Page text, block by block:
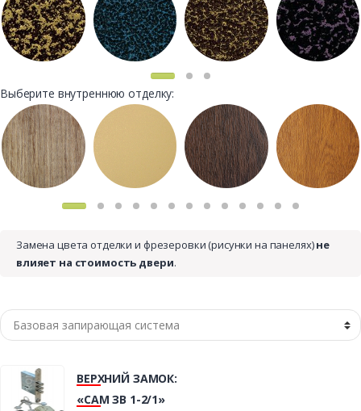
Выберите внутреннюю отделку:
Замена цвета отделки и фрезеровки (рисунки на панелях)не
влияет на стоимость двери.
ВЕРХНИЙ ЗАМОК:
«САМ ЗВ 1-2/1»